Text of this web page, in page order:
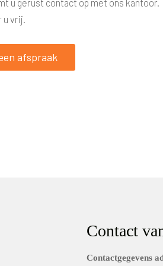
u gerust contact op met ons kantoor.
u vrij.
afspraak
Contact
Contactgegevens